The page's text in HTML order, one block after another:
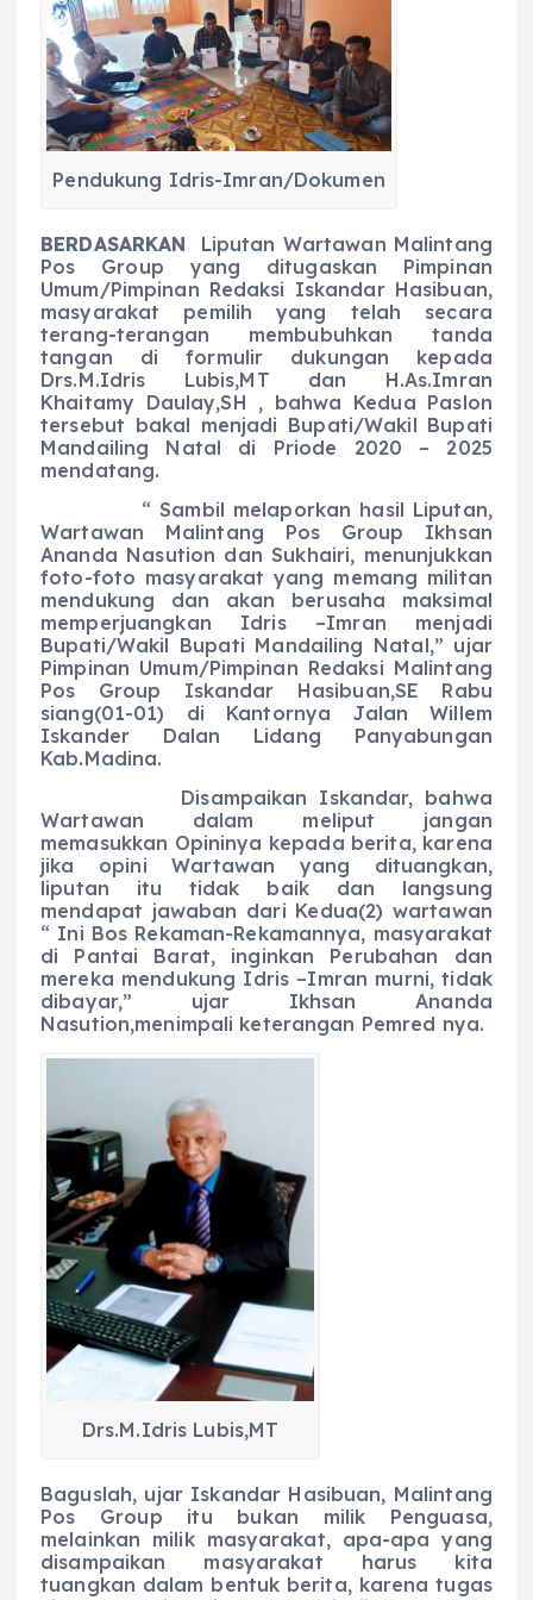
e
b
o
o
k
ts
A
p
p
g
r
a
m
e
n
g
er
l
re
Pendukung Idris-Imran/Dokumen
BERDASARKAN
Liputan Wartawan Malintang
Pos Group yang ditugaskan Pimpinan
Umum/Pimpinan Redaksi Iskandar Hasibuan,
masyarakat pemilih yang telah secara
terang-terangan membubuhkan tanda
tangan di formulir dukungan kepada
Drs.M.Idris Lubis,MT dan H.As.Imran
Khaitamy Daulay,SH , bahwa Kedua Paslon
tersebut bakal menjadi Bupati/Wakil Bupati
Mandailing Natal di Priode 2020 – 2025
mendatang.
“ Sambil melaporkan hasil Liputan,
Wartawan Malintang Pos Group Ikhsan
Ananda Nasution dan Sukhairi, menunjukkan
foto-foto masyarakat yang memang militan
mendukung dan akan berusaha maksimal
memperjuangkan Idris –Imran menjadi
Bupati/Wakil Bupati Mandailing Natal,” ujar
Pimpinan Umum/Pimpinan Redaksi Malintang
Pos Group Iskandar Hasibuan,SE Rabu
siang(01-01) di Kantornya Jalan Willem
Iskander Dalan Lidang Panyabungan
Kab.Madina.
Disampaikan Iskandar, bahwa
Wartawan dalam meliput jangan
memasukkan Opininya kepada berita, karena
jika opini Wartawan yang dituangkan,
liputan itu tidak baik dan langsung
mendapat jawaban dari Kedua(2) wartawan
“ Ini Bos Rekaman-Rekamannya, masyarakat
di Pantai Barat, inginkan Perubahan dan
mereka mendukung Idris –Imran murni, tidak
dibayar,” ujar Ikhsan Ananda
Nasution,menimpali keterangan Pemred nya.
Drs.M.Idris Lubis,MT
Baguslah, ujar Iskandar Hasibuan, Malintang
Pos Group itu bukan milik Penguasa,
melainkan milik masyarakat, apa-apa yang
disampaikan masyarakat harus kita
tuangkan dalam bentuk berita, karena tugas